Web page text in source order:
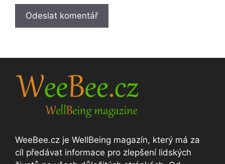
WeeBee.cz je WellBeing magazín, který má za
cíl předávat informace pro zlepšení lidských